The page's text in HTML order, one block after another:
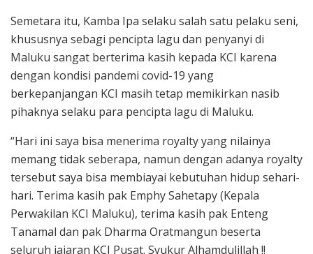
Semetara itu, Kamba Ipa selaku salah satu pelaku seni,
khususnya sebagi pencipta lagu dan penyanyi di
Maluku sangat berterima kasih kepada KCI karena
dengan kondisi pandemi covid-19 yang
berkepanjangan KCI masih tetap memikirkan nasib
pihaknya selaku para pencipta lagu di Maluku.
“Hari ini saya bisa menerima royalty yang nilainya
memang tidak seberapa, namun dengan adanya royalty
tersebut saya bisa membiayai kebutuhan hidup sehari-
hari. Terima kasih pak Emphy Sahetapy (Kepala
Perwakilan KCI Maluku), terima kasih pak Enteng
Tanamal dan pak Dharma Oratmangun beserta
seluruh jajaran KCI Pusat. Syukur Alhamdulillah !!